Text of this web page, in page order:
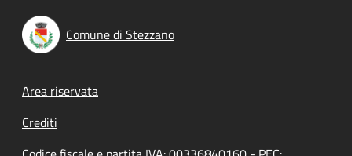
Comune di Stezzano
Footer menu
Area riservata
Crediti